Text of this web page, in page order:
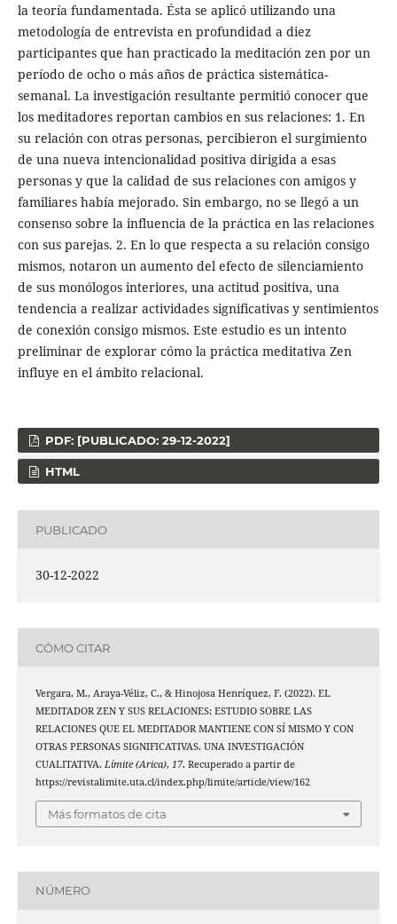
la teoría fundamentada. Ésta se aplicó utilizando una
metodología de entrevista en profundidad a diez
participantes que han practicado la meditación zen por un
período de ocho o más años de práctica sistemática-
semanal. La investigación resultante permitió conocer que
los meditadores reportan cambios en sus relaciones: 1. En
su relación con otras personas, percibieron el surgimiento
de una nueva intencionalidad positiva dirigida a esas
personas y que la calidad de sus relaciones con amigos y
familiares había mejorado. Sin embargo, no se llegó a un
consenso sobre la influencia de la práctica en las relaciones
con sus parejas. 2. En lo que respecta a su relación consigo
mismos, notaron un aumento del efecto de silenciamiento
de sus monólogos interiores, una actitud positiva, una
tendencia a realizar actividades significativas y sentimientos
de conexión consigo mismos. Este estudio es un intento
preliminar de explorar cómo la práctica meditativa Zen
influye en el ámbito relacional.
PDF: [PUBLICADO: 29-12-2022]
HTML
PUBLICADO
30-12-2022
CÓMO CITAR
Vergara, M., Araya-Véliz, C., & Hinojosa Henríquez, F. (2022). EL
MEDITADOR ZEN Y SUS RELACIONES: ESTUDIO SOBRE LAS
RELACIONES QUE EL MEDITADOR MANTIENE CON SÍ MISMO Y CON
OTRAS PERSONAS SIGNIFICATIVAS. UNA INVESTIGACIÓN
CUALITATIVA. Límite (Arica), 17. Recuperado a partir de
https://revistalimite.uta.cl/index.php/limite/article/view/162
Más formatos de cita
NÚMERO